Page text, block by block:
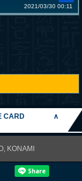
2021/03/30 00:11
CARD
∧
KONAMI